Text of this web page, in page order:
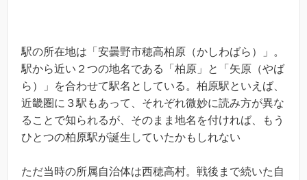
駅の所在地は「安曇野市穂高柏原（かしわばら）」。
駅から近い２つの地名である「柏原」と「矢原（やば
ら）」を合わせて駅名としている。柏原駅といえば、
近畿圏に３駅もあって、それぞれ微妙に読み方が異な
ることで知られるが、そのまま地名を付ければ、もう
ひとつの柏原駅が誕生していたかもしれない
ただ当時の所属自治体は西穂高村。戦後まで続いた自